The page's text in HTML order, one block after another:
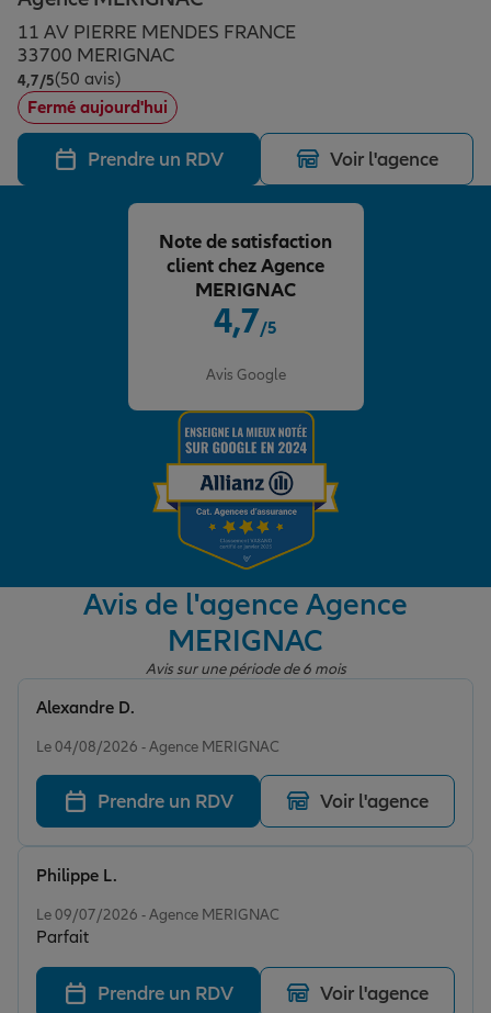
Assurance emprunteur
Prévoyance et dépendance
Assurance animal de compagnie
Protection de la famille
Protection juridique
Épargne & retraite
Plan épargne retraite
Assurance vie
Placements financiers
Investissements immobiliers
Transmission
Vos projets
Partir en vacances
Départ à la retraite
Préparer l’avenir
Conseil assurance
Assurance habitation
Le Pack Famille
Garantie des accidents de la vie
Assurance scolaire
Retraite
Tous nos devis d'assurance
Allianz en France
11 AV PIERRE MENDES FRANCE
33700 MERIGNAC
4,7/5Note de 4.7 sur 5
(50 avis)
Fermé aujourd'hui
Prendre un RDV Voir l'agence
4,7/5
Avis Google
Note de satisfaction
client chez Agence
MERIGNAC
Avis de l'agence Agence
MERIGNAC
Avis sur une période de 6 mois
Le 04/08/2026 - Agence MERIGNAC
Alexandre D.
Prendre un RDV Voir l'agence
Le 09/07/2026 - Agence MERIGNAC
Parfait
Philippe L.
Prendre un RDV Voir l'agence